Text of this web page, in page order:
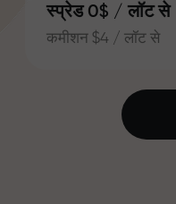
स्प्रेड 0$ / लॉट से
कमीशन $4 / लॉट से